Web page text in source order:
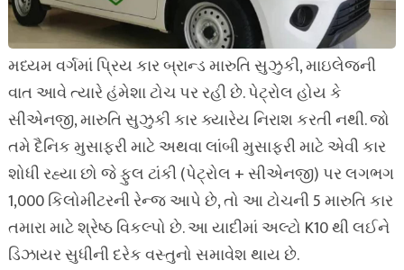
મધ્યમ વર્ગમાં પ્રિય કાર બ્રાન્ડ મારુતિ સુઝુકી, માઇલેજની
વાત આવે ત્યારે હંમેશા ટોચ પર રહી છે. પેટ્રોલ હોય કે
સીએનજી, મારુતિ સુઝુકી કાર ક્યારેય નિરાશ કરતી નથી. જો
તમે દૈનિક મુસાફરી માટે અથવા લાંબી મુસાફરી માટે એવી કાર
શોધી રહ્યા છો જે ફુલ ટાંકી (પેટ્રોલ + સીએનજી) પર લગભગ
1,000 કિલોમીટરની રેન્જ આપે છે, તો આ ટોચની 5 મારુતિ કાર
તમારા માટે શ્રેષ્ઠ વિકલ્પો છે. આ યાદીમાં અલ્ટો K10 થી લઈને
ડિઝાયર સુધીની દરેક વસ્તુનો સમાવેશ થાય છે.